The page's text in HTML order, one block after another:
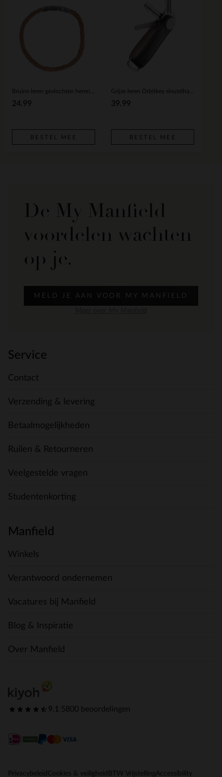
24.99
BESTEL MEE
39.99
BESTEL MEE
De My Manfield
voordelen wachten
op je.
MELD JE AAN VOOR MY MANFIELD
Service
Contact
Verzending & levering
Betaalmogelijkheden
Ruilen & Retourneren
Veelgestelde vragen
Studentenkorting
Manfield
Winkels
Verantwoord ondernemen
Vacatures bij Manfield
Blog & Inspiratie
Over Manfield
9.1 5800 beoordelingen
Privacybeleid Cookies & veiligheid BTW VrijstellingAccessibility